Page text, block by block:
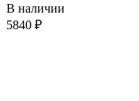
В наличии
5840 ₽